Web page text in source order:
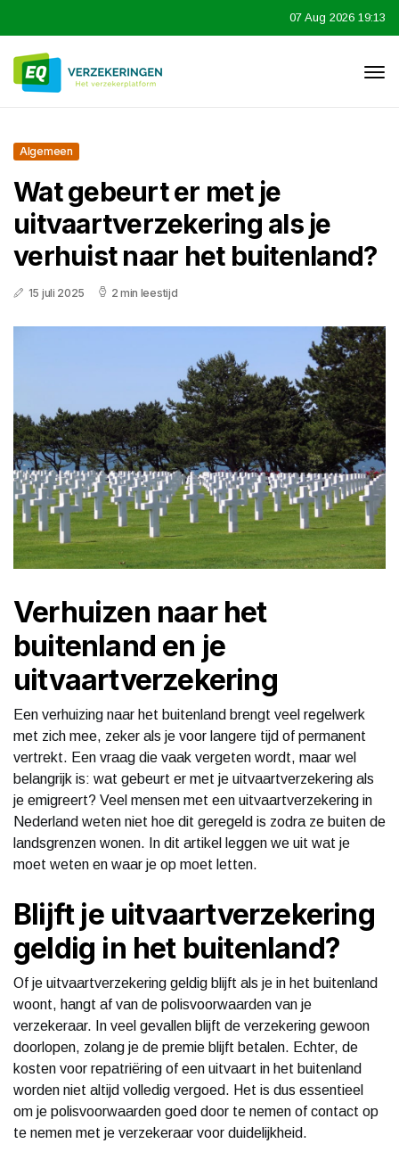
07 Aug 2026 19:13
Algemeen
Wat gebeurt er met je
uitvaartverzekering als je
verhuist naar het buitenland?
15 juli 2025 2 min leestijd
Verhuizen naar het
buitenland en je
uitvaartverzekering
Een verhuizing naar het buitenland brengt veel regelwerk
met zich mee, zeker als je voor langere tijd of permanent
vertrekt. Een vraag die vaak vergeten wordt, maar wel
belangrijk is: wat gebeurt er met je uitvaartverzekering als
je emigreert? Veel mensen met een uitvaartverzekering in
Nederland weten niet hoe dit geregeld is zodra ze buiten de
landsgrenzen wonen. In dit artikel leggen we uit wat je
moet weten en waar je op moet letten.
Blijft je uitvaartverzekering
geldig in het buitenland?
Of je uitvaartverzekering geldig blijft als je in het buitenland
woont, hangt af van de polisvoorwaarden van je
verzekeraar. In veel gevallen blijft de verzekering gewoon
doorlopen, zolang je de premie blijft betalen. Echter, de
kosten voor repatriëring of een uitvaart in het buitenland
worden niet altijd volledig vergoed. Het is dus essentieel
om je polisvoorwaarden goed door te nemen of contact op
te nemen met je verzekeraar voor duidelijkheid.